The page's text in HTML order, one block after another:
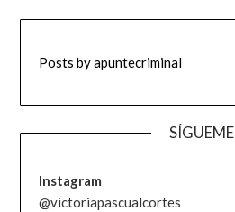
Posts by apuntecriminal
SÍGUEME
Instagram
@victoriapascualcortes